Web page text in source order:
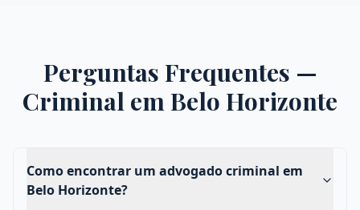
Perguntas Frequentes —
Criminal emBelo Horizonte
Como encontrar um advogado criminal em
Belo Horizonte?